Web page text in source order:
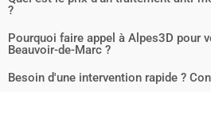
?
Pourquoi faire appel à Alpes3D pour
Beauvoir-de-Marc ?
Besoin d'une intervention rapide ?